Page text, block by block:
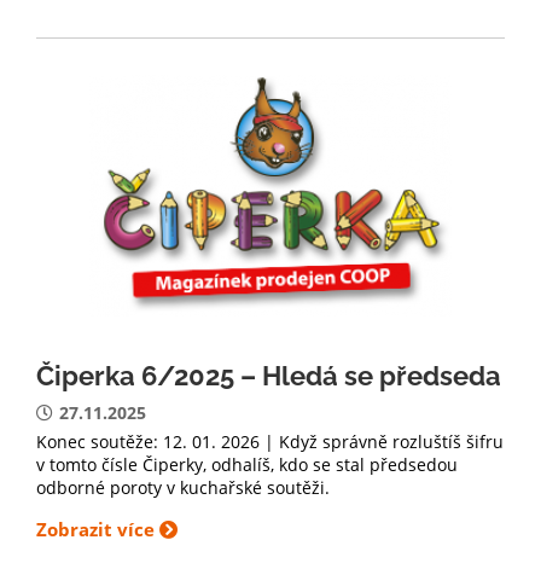
Čiperka 6/2025 – Hledá se předseda
27.11.2025
Konec soutěže: 12. 01. 2026 | Když správně rozluštíš šifru
v tomto čísle Čiperky, odhalíš, kdo se stal předsedou
odborné poroty v kuchařské soutěži.
Zobrazit více